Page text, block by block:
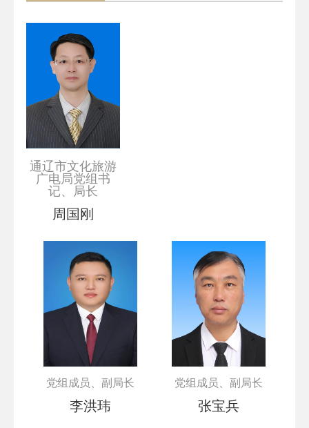
通辽市文化旅游
广电局党组书
记、局长
周国刚
党组成员、副局长
李洪玮
党组成员、副局长
张宝兵